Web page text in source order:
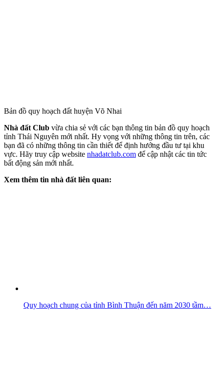
Bản đồ quy hoạch đất huyện Võ Nhai
Nhà đất Club vừa chia sẻ với các bạn thông tin bản đồ quy hoạch
tỉnh Thái Nguyên mới nhất. Hy vọng với những thông tin trên, các
bạn đã có những thông tin cần thiết để định hướng đầu tư tại khu
vực. Hãy truy cập website nhadatclub.com để cập nhật các tin tức
bất động sản mới nhất.
Xem thêm tin nhà đất liên quan:
Quy hoạch chung của tỉnh Bình Thuận đến năm 2030 tầm…